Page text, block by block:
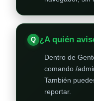
¿A quién
Dentro de
comando /
También
reportar.